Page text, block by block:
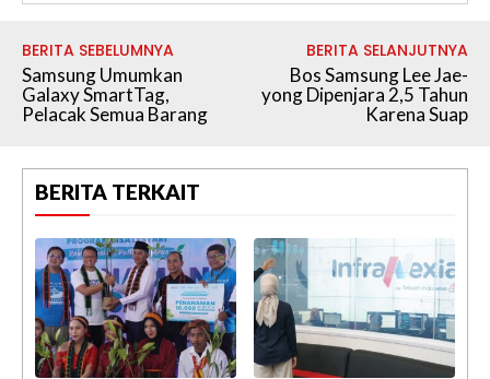
BERITA SEBELUMNYA
Samsung Umumkan
Galaxy SmartTag,
Pelacak Semua Barang
BERITA SELANJUTNYA
Bos Samsung Lee Jae-
yong Dipenjara 2,5 Tahun
Karena Suap
BERITA TERKAIT